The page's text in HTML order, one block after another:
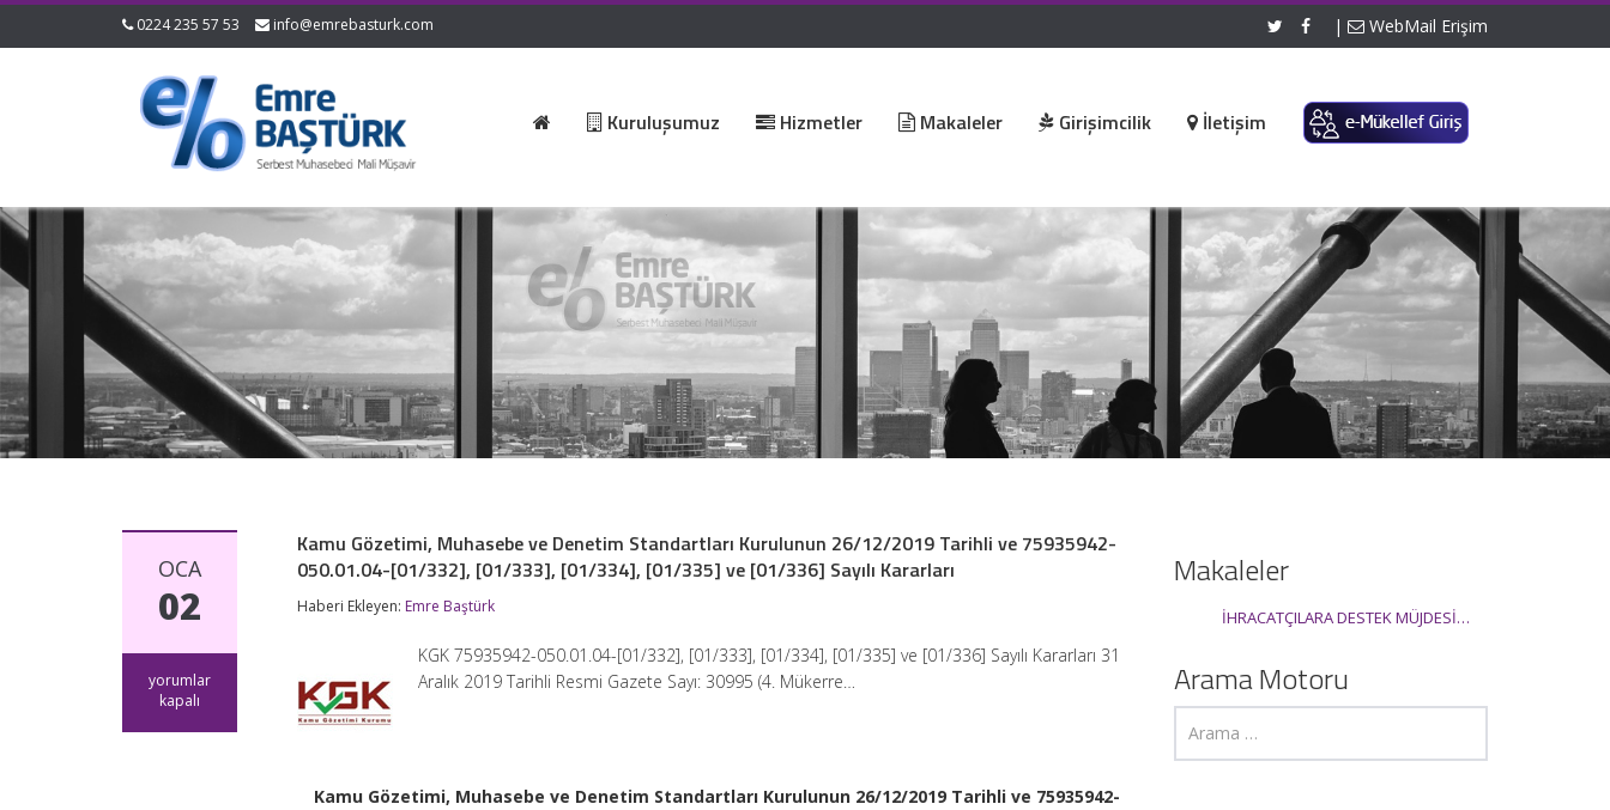
0224 235 57 53 info@emrebasturk.com | WebMail Erişim
Kuruluşumuz Hizmetler Makaleler Girişimcilik İletişim
OCA
02
Kamu
Gözetimi,
yorumlar
kapalı
Kamu Gözetimi, Muhasebe ve Denetim Standartları Kurulunun 26/12/2019 Tarihli ve 75935942-
050.01.04-[01/332], [01/333], [01/334], [01/335] ve [01/336] Sayılı Kararları
Haberi Ekleyen: Emre Baştürk
KGK 75935942-050.01.04-[01/332], [01/333], [01/334], [01/335] ve [01/336] Sayılı Kararları 31
Aralık 2019 Tarihli Resmi Gazete Sayı: 30995 (4. Mükerre…
Kamu Gözetimi, Muhasebe ve Denetim Standartları Kurulunun 26/12/2019 Tarihli ve 75935942-
Makaleler
İHRACATÇILARA DESTEK MÜJDESİ…
Arama Motoru